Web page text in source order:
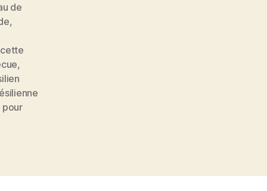
de
,
,
pour